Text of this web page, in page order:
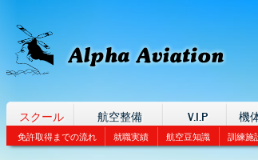
スクール 航空整備 V.I.P 機
免許取得までの流れ 就職実績 航空豆知識 訓練施